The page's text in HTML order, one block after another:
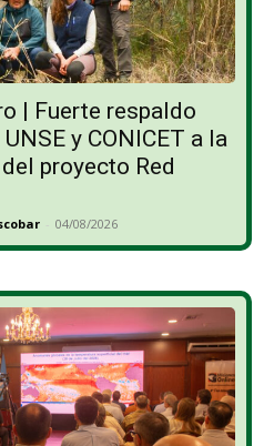
| Fuerte respaldo
y CONICET a la
proyecto Red
- 04/08/2026